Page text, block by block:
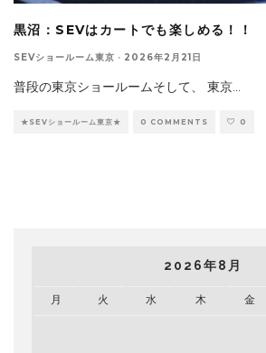
黒沼：SEVはカートでも楽しめる！！
SEVショールーム東京 · 2026年2月21日
普段の東京ショールームそして、 東京
★SEVショールーム東京★ 0 COMMENTS 0
2026年8月
月 火 水 木 金